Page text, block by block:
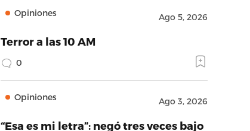
Opiniones Ago 5, 2026
Terror a las 10 AM
0
Opiniones Ago 3, 2026
“Esa es mi letra”: negó tres veces bajo